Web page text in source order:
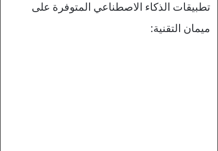
تطبيقات الذكاء الاصطناعي المتوفرة على
ميمان التقنية: